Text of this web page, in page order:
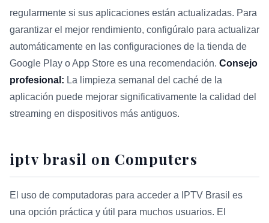
regularmente si sus aplicaciones están actualizadas. Para
garantizar el mejor rendimiento, configúralo para actualizar
automáticamente en las configuraciones de la tienda de
Google Play o App Store es una recomendación. Consejo
profesional: La limpieza semanal del caché de la
aplicación puede mejorar significativamente la calidad del
streaming en dispositivos más antiguos.
iptv brasil on Computers
El uso de computadoras para acceder a IPTV Brasil es
una opción práctica y útil para muchos usuarios. El